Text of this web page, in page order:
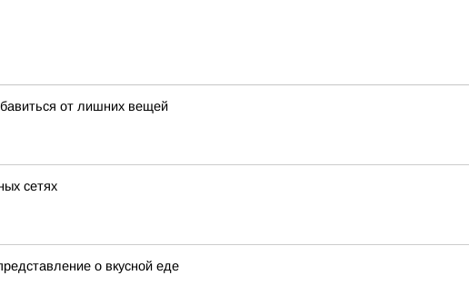
от лишних вещей
сетях
о вкусной еде